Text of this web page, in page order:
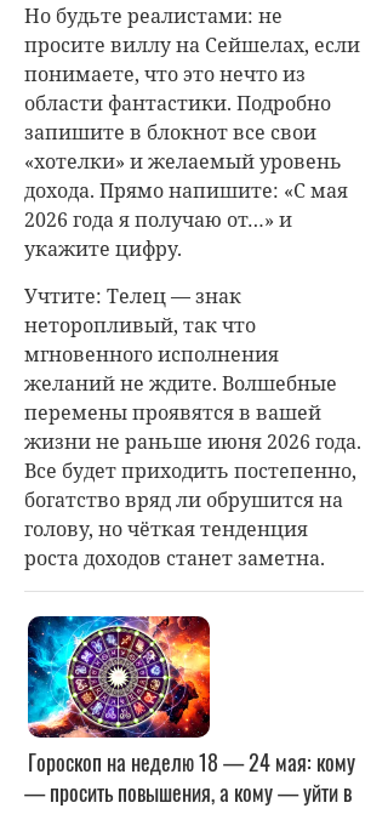
Но будьте реалистами: не
просите виллу на Сейшелах, если
понимаете, что это нечто из
области фантастики. Подробно
запишите в блокнот все свои
«хотелки» и желаемый уровень
дохода. Прямо напишите: «С мая
2026 года я получаю от…» и
укажите цифру.
Учтите: Телец — знак
неторопливый, так что
мгновенного исполнения
желаний не ждите. Волшебные
перемены проявятся в вашей
жизни не раньше июня 2026 года.
Все будет приходить постепенно,
богатство вряд ли обрушится на
голову, но чёткая тенденция
роста доходов станет заметна.
Гороскоп на неделю 18 — 24 мая: кому
— просить повышения, а кому — уйти в